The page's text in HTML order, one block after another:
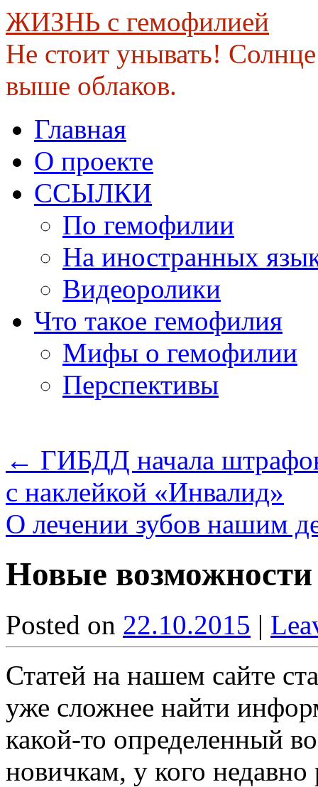
ЖИЗНЬ с гемофилией
Не стоит унывать!
выше облаков.
to
contentГлавная
О проекте
ССЫЛКИ
По гемофилии
На иностранных
Видеоролики
Что такое гемофилия
Мифы о гемофилии
Перспективы
← ГИБДД начала
с наклейкой «Инвалид»
О лечении зубов нашим
Новые
Posted on 22.10.2015 |
Статей на нашем сайте
уже сложнее найти
какой-то определенный
новичкам, у кого